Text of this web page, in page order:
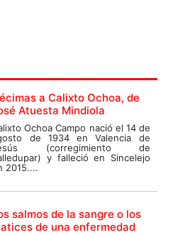
a Calixto Ochoa, de
Atuesta Mindiola
Ochoa Campo nació el 14 de
de 1934 en Valencia de
(corregimiento de
y falleció en Sincelejo
2015....
salmos de la sangre o los
de una enfermedad